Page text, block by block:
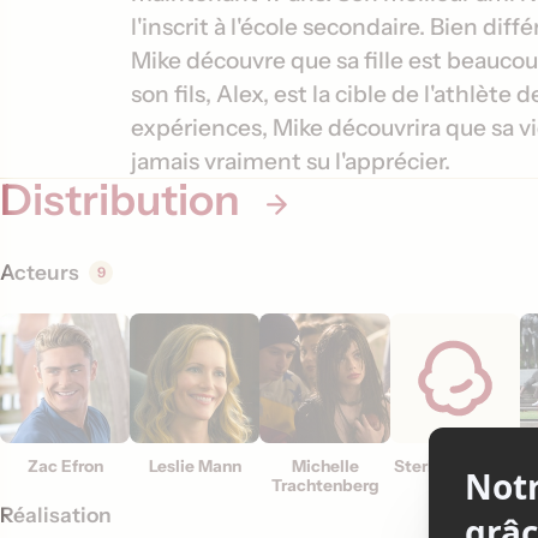
l'inscrit à l'école secondaire. Bien
Mike découvre que sa fille est
son fils, Alex, est la cible de l'athlète
expériences, Mike découvrira que sa
jamais vraiment su l'apprécier.
Distribution
Acteurs 9
Zac Efron Leslie Mann
Michelle
Trachtenberg
Sterling Knight
Réalisation